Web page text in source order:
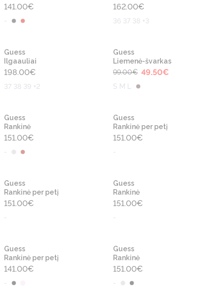
141.00€
-
162.00€
36 37 38 +3
Guess
Ilgaauliai
198.00€
37 38 39 +2
Guess
Liemenė-švarkas
99.00€ 49.50€
S M L
Guess
Rankinė
151.00€
-
Guess
Rankinė per petį
151.00€
-
Guess
Rankinė per petį
151.00€
-
Guess
Rankinė
151.00€
-
Guess
Rankinė per petį
141.00€
-
Guess
Rankinė
151.00€
-